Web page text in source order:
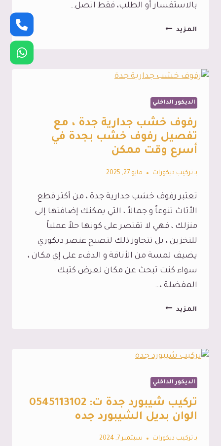
بالاستفسار أو الطلب، فقط اتصل…
المزيدديكور
جدة،
بأفضل
تركيب
ديكور
حفر
في
جدة
الديكور الداخلي
رفوف خشب جدارية جدة ، مع
تفصيل رفوف خشب بجدة في
أسرع وقت ممكن
بـ تركيب ديكورات مايو 27, 2025
تعتبر رفوف خشب جدارية جدة ، من أكثر قطع
الأثاث تنوعاً و جمالاً ، التي يمكنك إضافتها إلى
منزلك ، فهي لا تقتصر على كونها حلاً عملياً
للتخزين ، بل تتجاوز ذلك لتصبح عنصر ديكوري
يضيف لمسة من الأناقة و الدفء على إي مكان ،
سواء كنت تبحث عن مكان لعرض كتبك
المفضلة ،…
المزيدرفوف
جدة
مع
تفصيل
رفوف
بجدة
الديكور الداخلي
تركيب شيبورد جدة ت: 0545113102
الوان بديل الشيبورد جده
بـ تركيب ديكورات سبتمبر 7, 2024